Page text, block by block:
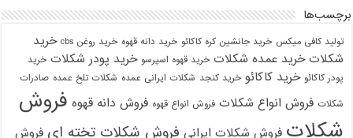
برچسب‌ها
تولید کافی میکس خرید جانشین کره کاکائو خرید دانه قهوه خرید روغن cbs
خرید
شکلات خرید عمده شکلات خرید قهوه اسپرسو خرید پودر شکلات خرید
پودر کاکائو خرید کاکائو خرید کنجد شکلات ایرانی عمده شکلات تلخ عمده صادرات
شکلات فروش انواع شکلات فروش انواع قهوه فروش دانه قهوه فروش
شکلات فروش شکلات ایرانی فروش شکلات تخته ای فروش